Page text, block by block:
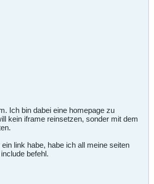
Ich bin dabei eine homepage zu
kein iframe reinsetzen, sonder mit dem
link habe, habe ich all meine seiten
befehl.